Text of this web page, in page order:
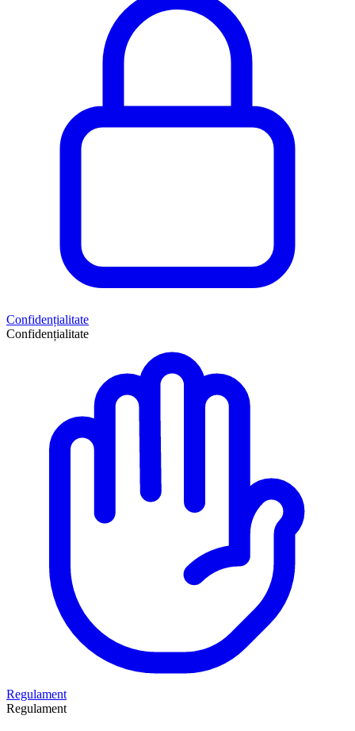
Confidențialitate
Confidențialitate
Regulament
Regulament